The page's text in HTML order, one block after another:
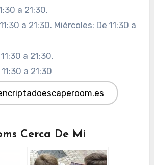
a 21:30.
a 21:30. Miércoles: De 11:30 a
a 21:30.
a 21:30
Cerca De Mi